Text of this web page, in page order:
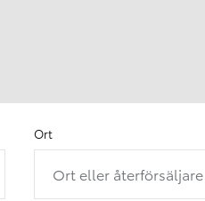
Ort
Ort eller återförsäljare